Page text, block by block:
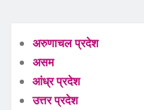
अरुणाचल प्रदेश
असम
आंध्र प्रदेश
उत्तर प्रदेश